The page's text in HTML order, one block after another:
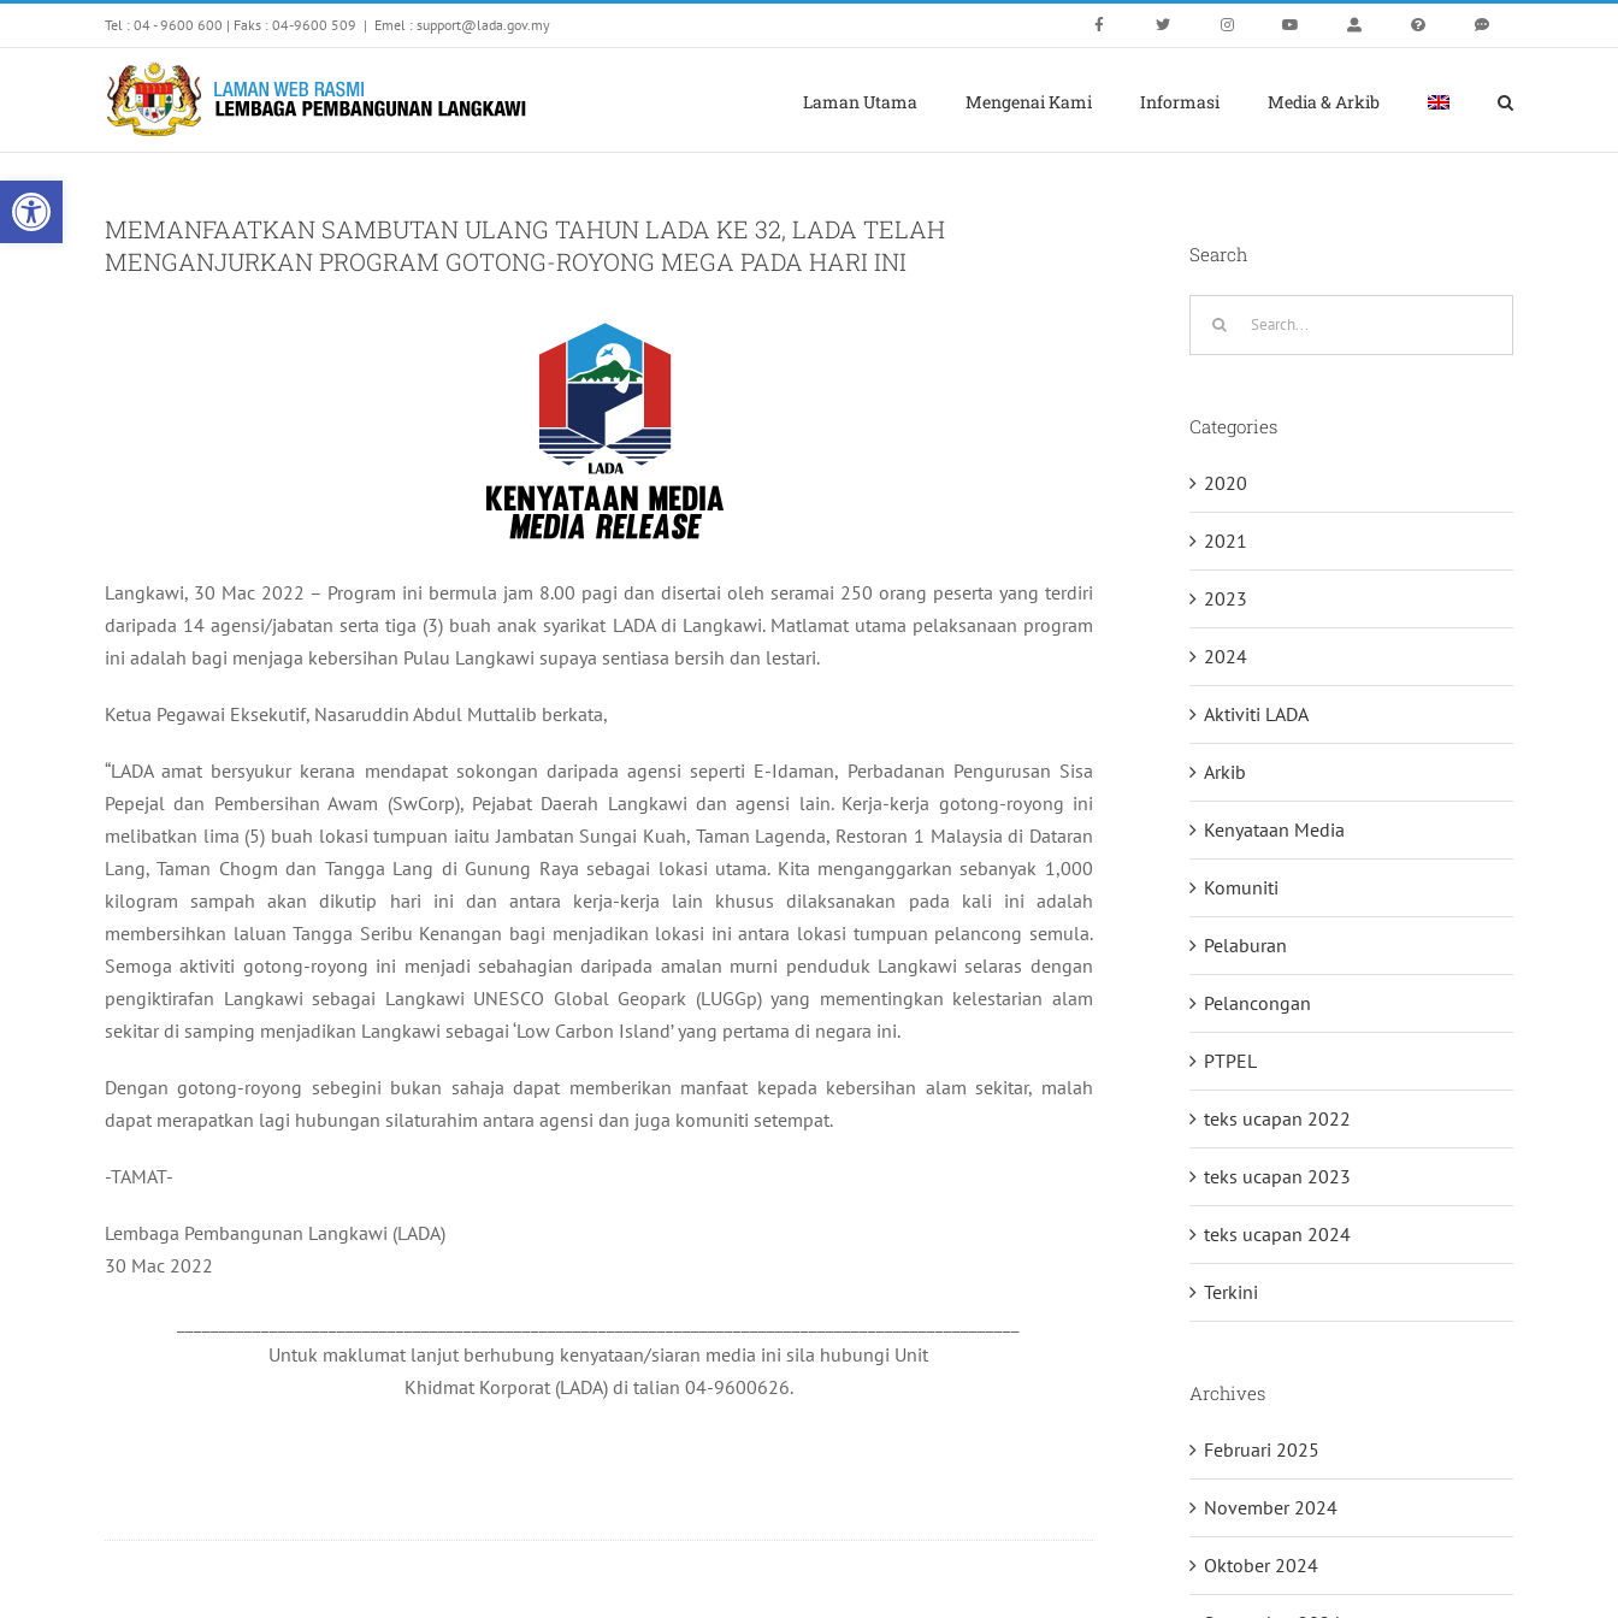
Open toolbar
to
Tel : 04 - 9600 600 | Faks : 04-9600 509 | Emel : support@lada.gov.my
Laman Utama Mengenai Kami Informasi Media & Arkib
MEMANFAATKAN SAMBUTAN ULANG TAHUN LADA KE 32, LADA TELAH
MENGANJURKAN PROGRAM GOTONG-ROYONG MEGA PADA HARI INI
Langkawi, 30 Mac 2022 – Program ini bermula jam 8.00 pagi dan disertai oleh seramai 250 orang peserta yang terdiri
daripada 14 agensi/jabatan serta tiga (3) buah anak syarikat LADA di Langkawi. Matlamat utama pelaksanaan program
ini adalah bagi menjaga kebersihan Pulau Langkawi supaya sentiasa bersih dan lestari.
Ketua Pegawai Eksekutif, Nasaruddin Abdul Muttalib berkata,
“LADA amat bersyukur kerana mendapat sokongan daripada agensi seperti E-Idaman, Perbadanan Pengurusan Sisa
Pepejal dan Pembersihan Awam (SwCorp), Pejabat Daerah Langkawi dan agensi lain. Kerja-kerja gotong-royong ini
melibatkan lima (5) buah lokasi tumpuan iaitu Jambatan Sungai Kuah, Taman Lagenda, Restoran 1 Malaysia di Dataran
Lang, Taman Chogm dan Tangga Lang di Gunung Raya sebagai lokasi utama. Kita menganggarkan sebanyak 1,000
kilogram sampah akan dikutip hari ini dan antara kerja-kerja lain khusus dilaksanakan pada kali ini adalah
membersihkan laluan Tangga Seribu Kenangan bagi menjadikan lokasi ini antara lokasi tumpuan pelancong semula.
Semoga aktiviti gotong-royong ini menjadi sebahagian daripada amalan murni penduduk Langkawi selaras dengan
pengiktirafan Langkawi sebagai Langkawi UNESCO Global Geopark (LUGGp) yang mementingkan kelestarian alam
sekitar di samping menjadikan Langkawi sebagai ‘Low Carbon Island’ yang pertama di negara ini.
Dengan gotong-royong sebegini bukan sahaja dapat memberikan manfaat kepada kebersihan alam sekitar, malah
dapat merapatkan lagi hubungan silaturahim antara agensi dan juga komuniti setempat.
-TAMAT-
Lembaga Pembangunan Langkawi (LADA)
30 Mac 2022
Untuk maklumat lanjut berhubung kenyataan/siaran media ini sila hubungi Unit
Khidmat Korporat (LADA) di talian 04-9600626.
Search
Categories
2020
2021
2023
2024
Aktiviti LADA
Arkib
Kenyataan Media
Komuniti
Pelaburan
Pelancongan
PTPEL
teks ucapan 2022
teks ucapan 2023
teks ucapan 2024
Terkini
Archives
Februari 2025
November 2024
Oktober 2024